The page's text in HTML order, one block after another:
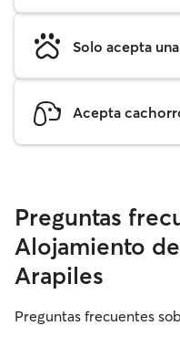
Solo acepta
Acepta
Preguntas
Alojamiento
Arapiles
Preguntas frecuentes